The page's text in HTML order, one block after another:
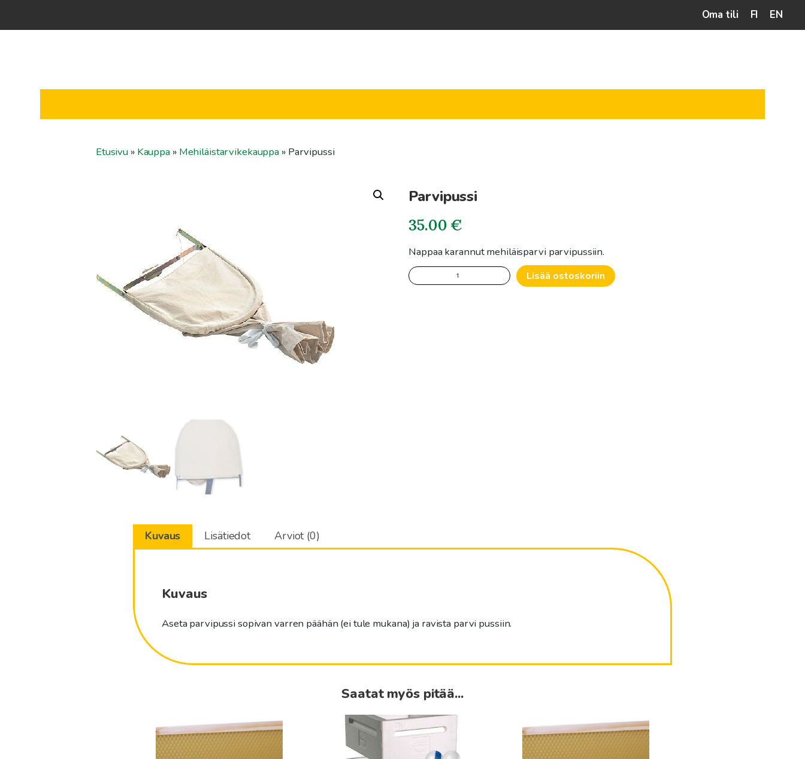
Oma tili FI EN
Etusivu » Kauppa » Mehiläistarvikekauppa » Parvipussi
Parvipussi
35.00€
Nappaa karannut mehiläisparvi parvipussiin.
Parvipussi
määrä
Lisää ostoskoriin
Kuvaus Lisätiedot Arviot (0)
Kuvaus
Aseta parvipussi sopivan varren päähän (ei tule mukana) ja ravista parvi pussiin.
Saatat myös pitää...
tuotteella
tuotteella
tuotteella